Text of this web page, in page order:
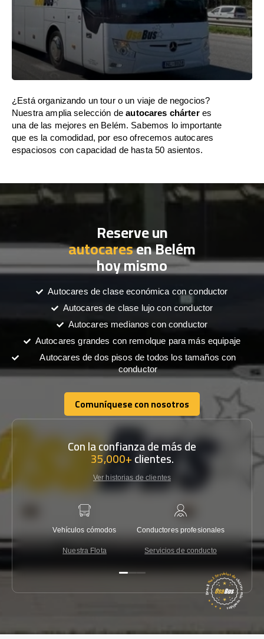
¿Está organizando un tour o un viaje de negocios?
Nuestra amplia selección deautocares chárteres
una de las mejores en Belém. Sabemos lo importante
que es la comodidad, por eso ofrecemos autocares
espaciosos con capacidad de hasta 50 asientos.
Reserve un
autocaresen Belém
hoy mismo
Autocares de clase económica con conductor
Autocares de clase lujo con conductor
Autocares medianos con conductor
Autocares grandes con remolque para más equipaje
Autocares de dos pisos de todos los tamaños con
conductor
Comuníquese con nosotros
Comuníquese con nosotros
Con la confianza de más de
35,000+clientes.
Ver historias de clientes
Vehículos cómodos
Nuestra Flota
Conductores profesionales
Servicios de conducto